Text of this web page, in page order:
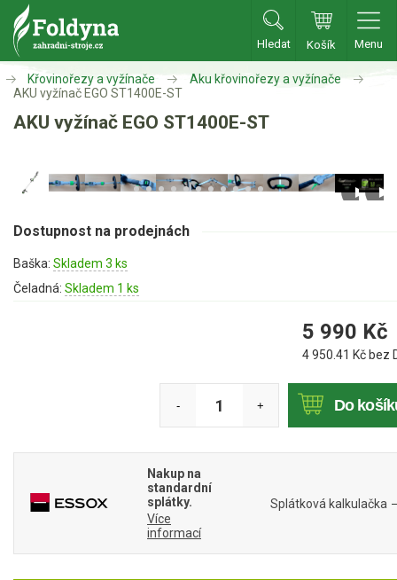
Hledat Košík Menu
Zahradní traktory
Zahradní traktory
Aku traktory
Sekačky
Benzínové sekačky
Křovinořezy a vyžínače
Benzínové křovinořezy a vyžínače
Aku křovinořezy a vyžínače
Křovinořezy a vyžínače
Aku křovinořezy a vyžínače
AKU vyžínač EGO ST1400E-ST
AKU vyžínač EGO ST1400E-ST
Dostupnost na prodejnách
Baška: Skladem 3 ks
Čeladná: Skladem 1 ks
5 990 Kč
4 950.41 Kč bez
- + Do
Nakup na
standardní
splátky.
Více
informací
Splátková kalkulačka